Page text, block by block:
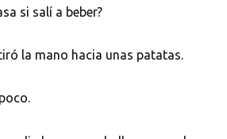
si salí a beber?
la mano hacia unas patatas.